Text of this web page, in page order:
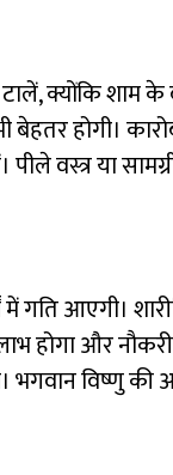
क्योंकि
होगी।
वस्त्र या
आएगी।
होगा और
विष्णु की